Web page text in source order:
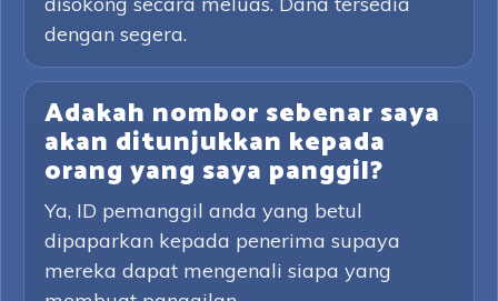
dengan segera.
Adakah nombor sebenar saya
akan ditunjukkan kepada
orang yang saya panggil?
Ya, ID pemanggil anda yang betul
dipaparkan kepada penerima supaya
mereka dapat mengenali siapa yang